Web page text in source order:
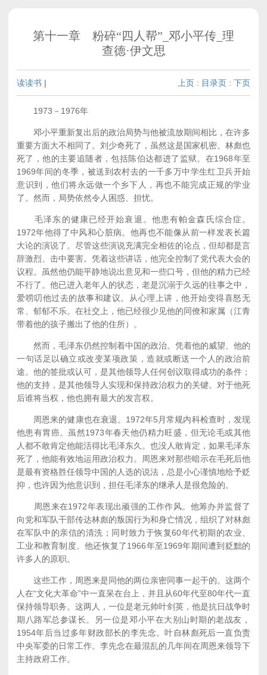
第十一章 粉碎“四人帮”_邓小平传_理
查德·伊文思
读读书 | 上页 : 目录页 : 下页
1973－1976年
邓小平重新复出后的政治局势与他被流放期间相比，在许多
重要方面大不相同了。刘少奇死了，虽然这是国家机密。林彪也
死了，他的主要追随者，包括陈伯达都进了监狱。在1968年至
1969年间的冬季，被送到农村去的一千多万中学生红卫兵开始
意识到，他们将永远做一个乡下人，再也不能完成正规的学业
了。然而，局势依然令人困惑、担忧。
毛泽东的健康已经开始衰退。他患有帕金森氏综合症。
1972年他得了中风和心脏病。他再也不能像从前一样发表长篇
大论的演说了。尽管这些演说充满完全相佐的论点，但却都是言
辞激烈、击中要害。凭着这些讲话，他完全控制了党代表大会的
议程。虽然他仍能平静地说出意见和一些口号，但他的精力已经
不行了。他已进入老年人的状态，老是沉溺于久远的往事之中，
爱唠叨他过去的故事和建议。从心理上讲，他开始变得喜怒无
常、郁郁不乐。在社交上，他已经很少见他的同僚和家属（江青
带着他的孩子搬出了他的住所）。
然而，毛泽东仍然控制着中国的政治。凭着他的威望、他的
一句话足以确立或改变某项政策，造就或断送一个人的政治前
途。他的签批或认可，是其他领导人任何创议取得成功的条件；
他的支持，是其他领导人实现和保持政治权力的关键。对于他死
后谁将当权，他也拥有最大的发言权。
周恩来的健康也在衰退。1972年5月常规内科检查时，发现
他患有胃癌。虽然1973年春天他仍精力旺盛，但无论毛或其他
人都不敢肯定他能活得比毛泽东久。也没人敢肯定，如果毛泽东
死了，他能有效地运用政治权力。周恩来对那些暗示在毛死后他
是最有资格胜任领导中国的人选的说法，总是小心谨慎地给予贬
抑，也许因为他意识到，担任毛泽东的继承人是很危险的。
周恩来在1972年表现出顽强的工作作风。他筹办并监督了
向党和军队干部传达林彪的叛国行为和身亡情况，组织了对林彪
在军队中的亲信的清洗；同时致力于恢复60年代初期的农业、
工业和教育制度。他还恢复了1966年至1969年期间遭到贬黜的
许多人的原职。
这些工作，周恩来是同他的两位亲密同事一起干的。这两个
人在“文化大革命”中一直呆在台上，并且从60年代至80年代一直
保持领导职务。这两人，一位是老元帅叶剑英，他是抗日战争时
期八路军总参谋长。另一位是邓小平在大别山时期的老战友，
1954年后当过多年财政部长的李先念。叶自林彪死后一直负责
中央军委的日常工作。李先念在最混乱的几年间在周恩来领导下
主持政府工作。